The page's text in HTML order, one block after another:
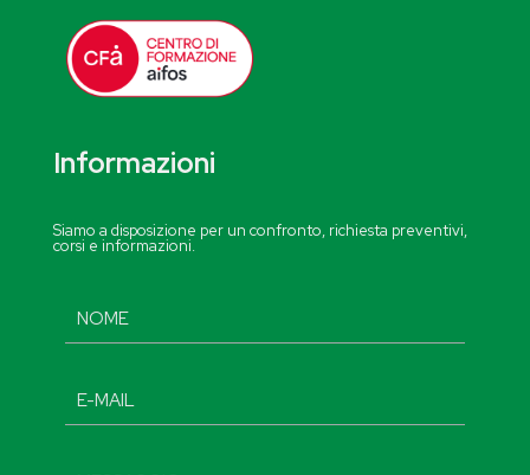
Informazioni
Siamo a disposizione per un confronto, richiesta preventivi,
corsi e informazioni.